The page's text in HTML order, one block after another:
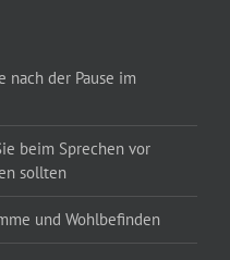
nach der Pause im
beim Sprechen vor
sollten
und Wohlbefinden